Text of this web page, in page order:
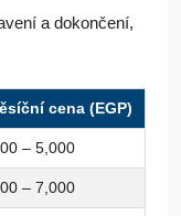
a dokončení,
cena (EGP)
– 5,000
– 7,000